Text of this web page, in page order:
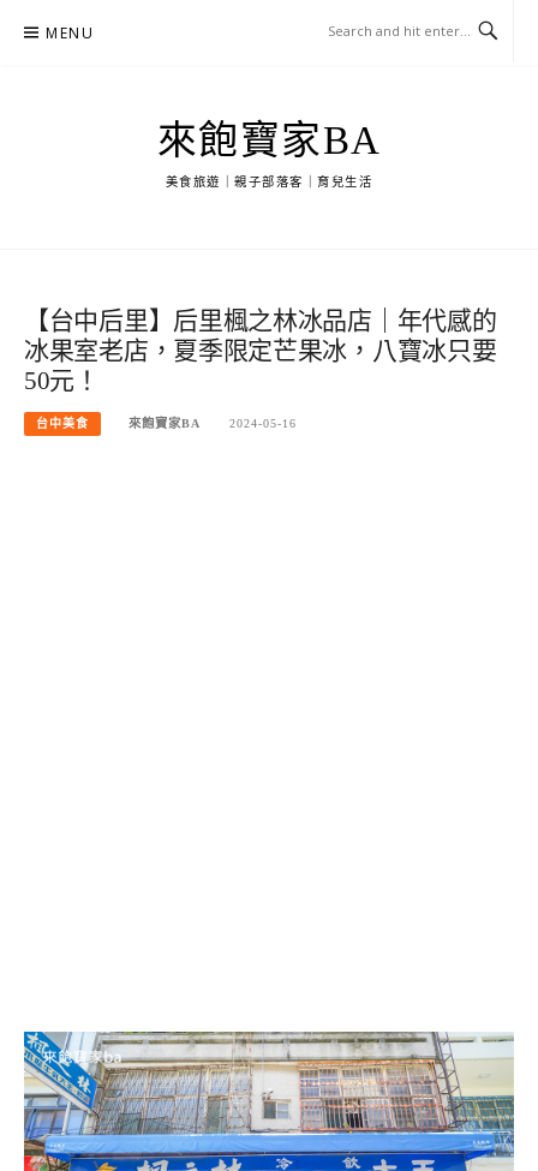
MENU
來飽寶家BA
美食旅遊｜親子部落客｜育兒生活
【台中后里】后里楓之林冰品店｜年代感的
冰果室老店，夏季限定芒果冰，八寶冰只要
50元！
台中美食 來飽寶家BA 2024-05-16